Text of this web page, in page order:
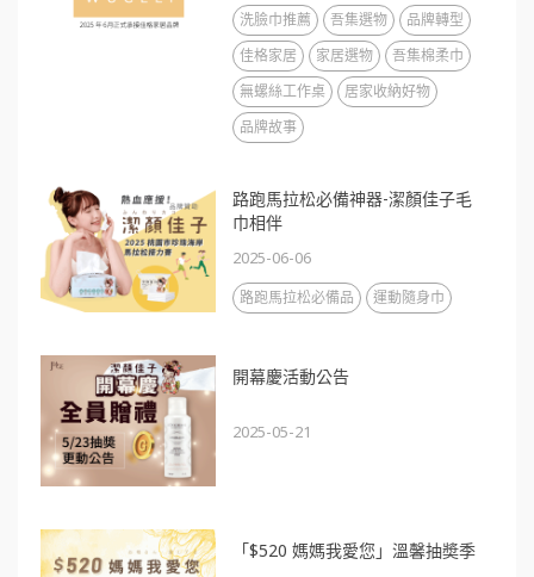
洗臉巾推薦 吾集選物
品牌轉型
佳格家居
家居選物
吾集棉柔巾
無螺絲工作桌
居家收納好物
品牌故事
路跑馬拉松必備神器-潔顏佳子毛
巾相伴
2025-06-06
路跑馬拉松必備品 運動隨身巾
開幕慶活動公告
2025-05-21
「$520 媽媽我愛您」溫馨抽奬季